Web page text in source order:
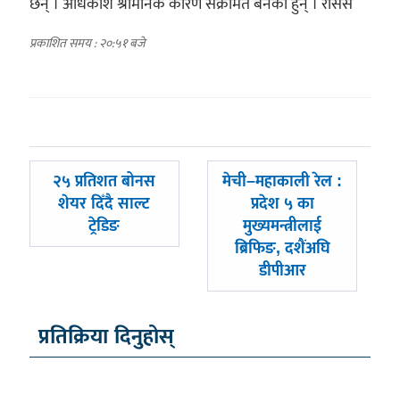
प्रकाशित समय : २०:५१ बजे
पछिल्लाे
२५ प्रतिशत बोनस
शेयर दिँदै साल्ट
ट्रेडिङ
अघिल्लाे
मेची–महाकाली रेल :
प्रदेश ५ का
मुख्यमन्त्रीलाई
ब्रिफिङ, दशैंअघि
डीपीआर
प्रतिक्रिया दिनुहोस्